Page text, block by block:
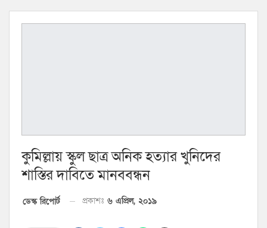
কুমিল্লায় স্কুল ছাত্র অনিক হত্যার খুনিদের
শাস্তির দাবিতে মানববন্ধন
ডেস্ক রিপোর্ট প্রকাশঃ ৬ এপ্রিল, ২০১৯